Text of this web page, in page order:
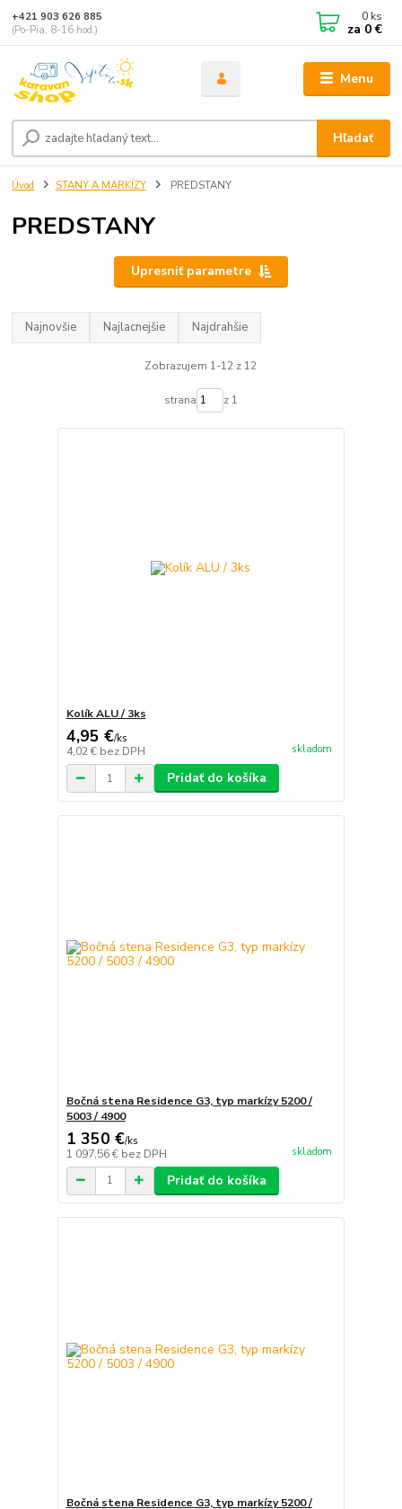
Menu
Hľadať
+421 903 626 885
(Po-Pia, 8-16 hod.)
0 ks
za 0 €
Úvod STANY A MARKÍZY PREDSTANY
PREDSTANY
Upresniť parametre
Najnovšie Najlacnejšie Najdrahšie
Zobrazujem 1-12 z 12
strana z 1
Kolík ALU / 3ks
4,95 €/ks
4,02 € bez DPH skladom
Pridať do košíka
Bočná stena Residence G3, typ markízy 5200 /
5003 / 4900
1 350 €/ks
1 097,56 € bez DPH skladom
Pridať do košíka
Bočná stena Residence G3, typ markízy 5200 /